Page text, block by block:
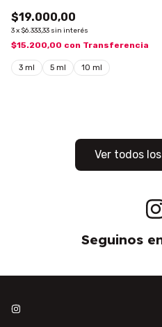
$19.000,00
3x $6.333,33 sin interés
$15.200,00 con Transferencia
3 ml 5 ml 10 ml
Ver todos
Seguinos